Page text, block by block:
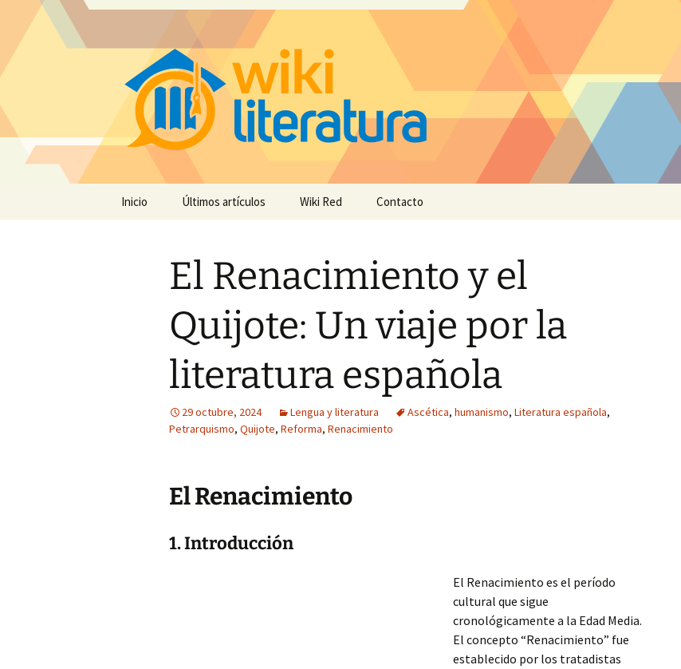
Inicio Últimos artículos Wiki Red Contacto
El Renacimiento y el
Quijote: Un viaje por la
literatura española
29 octubre, 2024 Lengua y literatura Ascética, humanismo, Literatura española,
Petrarquismo, Quijote, Reforma, Renacimiento
El Renacimiento
1. Introducción
El Renacimiento es el período
cultural que sigue
cronológicamente a la Edad Media.
El concepto “Renacimiento” fue
establecido por los tratadistas